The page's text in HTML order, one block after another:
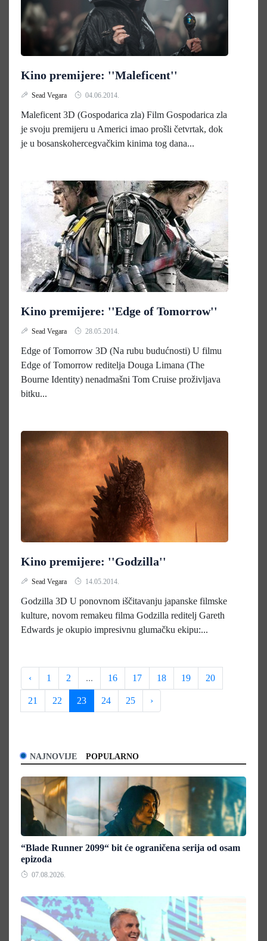
Kino premijere: ''Maleficent''
Sead Vegara 04.06.2014.
Maleficent 3D (Gospodarica zla) Film Gospodarica zla
je svoju premijeru u Americi imao prošli četvrtak, dok
je u bosanskohercegvačkim kinima tog dana...
Kino premijere: ''Edge of Tomorrow''
Sead Vegara 28.05.2014.
Edge of Tomorrow 3D (Na rubu budućnosti) U filmu
Edge of Tomorrow reditelja Douga Limana (The
Bourne Identity) nenadmašni Tom Cruise proživljava
bitku...
Kino premijere: ''Godzilla''
Sead Vegara 14.05.2014.
Godzilla 3D U ponovnom iščitavanju japanske filmske
kulture, novom remakeu filma Godzilla reditelj Gareth
Edwards je okupio impresivnu glumačku ekipu:...
‹ 1 2 ... 16 17 18 19 20
21 22 23 24 25 ›
NAJNOVIJE POPULARNO
“Blade Runner 2099“ bit će ograničena serija od osam
epizoda
07.08.2026.